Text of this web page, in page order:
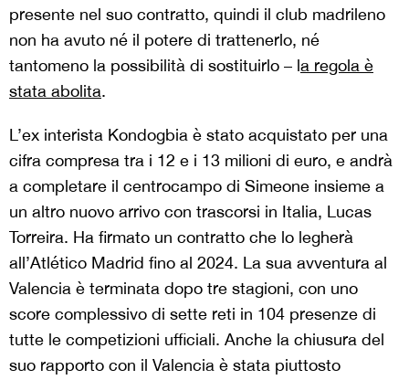
presente nel suo contratto, quindi il club madrileno
non ha avuto né il potere di trattenerlo, né
tantomeno la possibilità di sostituirlo – la regola è
stata abolita.
L’ex interista Kondogbia è stato acquistato per una
cifra compresa tra i 12 e i 13 milioni di euro, e andrà
a completare il centrocampo di Simeone insieme a
un altro nuovo arrivo con trascorsi in Italia, Lucas
Torreira. Ha firmato un contratto che lo legherà
all’Atlético Madrid fino al 2024. La sua avventura al
Valencia è terminata dopo tre stagioni, con uno
score complessivo di sette reti in 104 presenze di
tutte le competizioni ufficiali. Anche la chiusura del
suo rapporto con il Valencia è stata piuttosto